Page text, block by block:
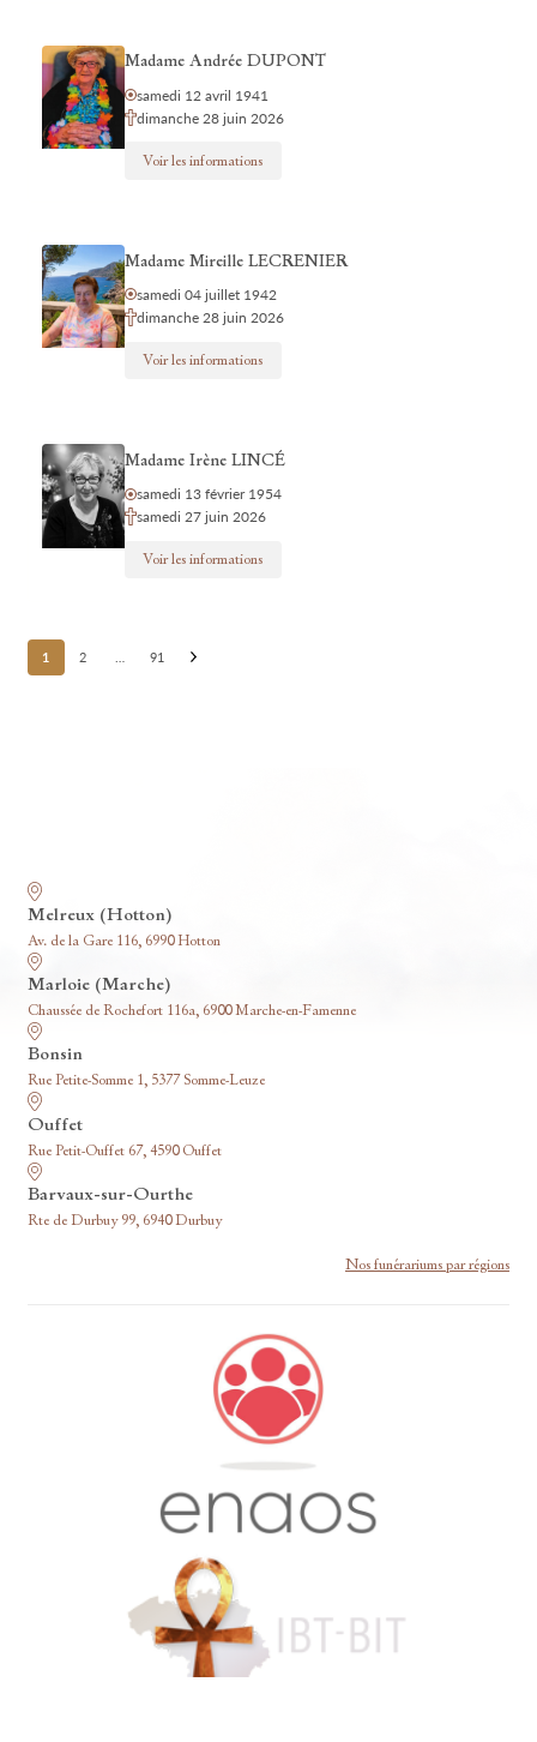
Madame Andrée DUPONT
samedi 12 avril 1941
dimanche 28 juin 2026
Voir les informations
Madame Mireille LECRENIER
samedi 04 juillet 1942
dimanche 28 juin 2026
Voir les informations
Madame Irène LINCÉ
samedi 13 février 1954
samedi 27 juin 2026
Voir les informations
Posts
pagination
1 2 91
Melreux (Hotton)
Av. de la Gare 116, 6990 Hotton
Marloie (Marche)
Chaussée de Rochefort 116a, 6900 Marche-en-Famenne
Bonsin
Rue Petite-Somme 1, 5377 Somme-Leuze
Ouffet
Rue Petit-Ouffet 67, 4590 Ouffet
Barvaux-sur-Ourthe
Rte de Durbuy 99, 6940 Durbuy
Nos funérariums par régions